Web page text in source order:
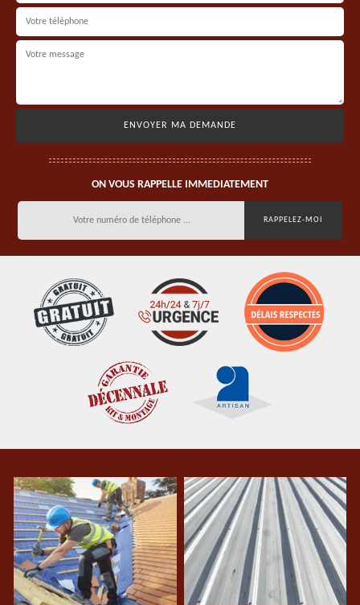
ON VOUS RAPPELLE IMMEDIATEMENT